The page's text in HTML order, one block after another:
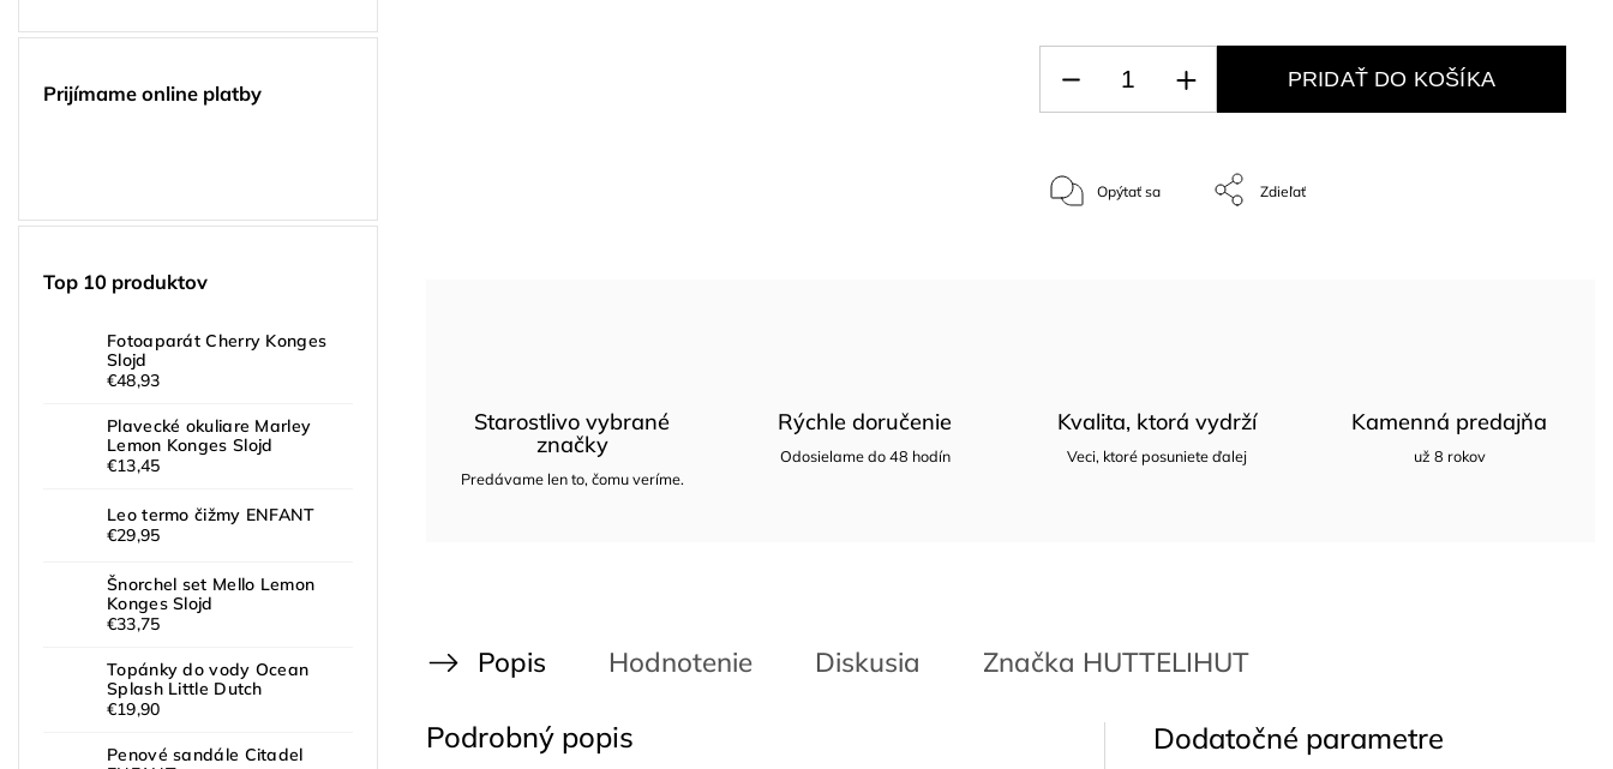
Prijímame online platby
Top 10 produktov
Fotoaparát Cherry Konges
Slojd
€48,93
Plavecké okuliare Marley
Lemon Konges Slojd
€13,45
Leo termo čižmy ENFANT
€29,95
Šnorchel set Mello Lemon
Konges Slojd
€33,75
Topánky do vody Ocean
Splash Little Dutch
€19,90
Penové sandále Citadel
PRIDAŤ DO KOŠÍKA
Opýtať sa Zdieľať
Starostlivo vybrané
značky
Predávame len to, čomu veríme.
Rýchle doručenie
Odosielame do 48 hodín
Kvalita, ktorá vydrží
Veci, ktoré posuniete ďalej
Kamenná predajňa
už 8 rokov
Popis Hodnotenie Diskusia Značka HUTTELIHUT
Podrobný popis Dodatočné parametre